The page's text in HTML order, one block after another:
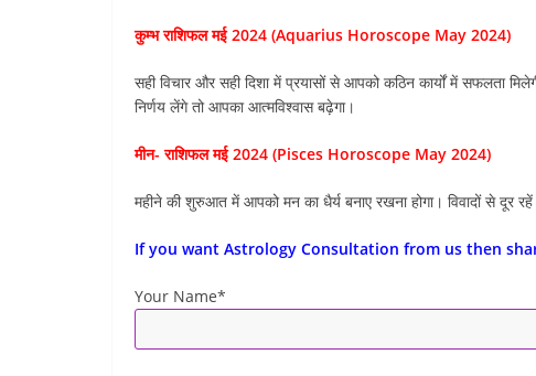
कुम्भ राशिफल मई 2024 (Aquarius Horoscope May 2024)
सही विचार और सही दिशा में प्रयासों से आपको कठिन कार्यों में सफलता
निर्णय लेंगे तो आपका आत्मविश्वास बढ़ेगा।
मीन- राशिफल मई 2024 (Pisces Horoscope May 2024)
महीने की शुरुआत में आपको मन का धैर्य बनाए रखना होगा। विवादों से दूर
If you want Astrology Consultation from us then
Your Name*